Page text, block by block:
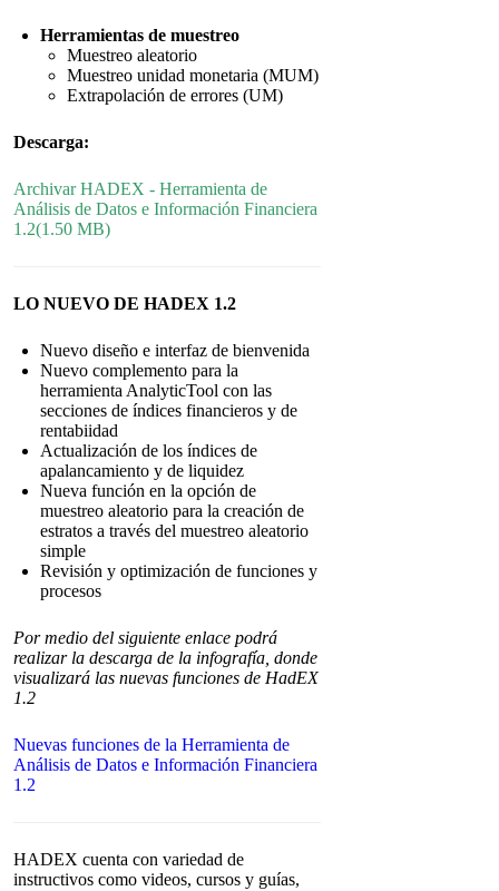
Herramientas de muestreo
Muestreo aleatorio
Muestreo unidad monetaria (MUM)
Extrapolación de errores (UM)
Descarga:
ArchivarHADEX - Herramienta de
Análisis de Datos e Información Financiera
1.2(1.50 MB)
LO NUEVO DE HADEX 1.2
Nuevo diseño e interfaz de bienvenida
Nuevo complemento para la
herramienta AnalyticTool con las
secciones de índices financieros y de
rentabiidad
Actualización de los índices de
apalancamiento y de liquidez
Nueva función en la opción de
muestreo aleatorio para la creación de
estratos a través del muestreo aleatorio
simple
Revisión y optimización de funciones y
procesos
Por medio del siguiente enlace podrá
realizar la descarga de la infografía, donde
visualizará las nuevas funciones de HadEX
1.2
Nuevas funciones de la Herramienta de
Análisis de Datos e Información Financiera
1.2
HADEX cuenta con variedad de
instructivos como videos, cursos y guías,